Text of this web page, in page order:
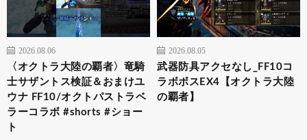
2026.08.06
〈オクトラ大陸の覇者〉竜騎
士サザントス検証＆おまけユ
ウナ FF10/オクトパストラベ
ラーコラボ #shorts #ショー
ト
2026.08.05
武器防具アクセなし_FF10コ
ラボボスEX4【オクトラ大陸
の覇者】